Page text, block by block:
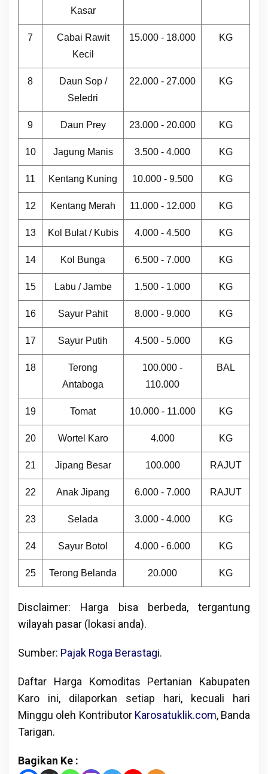
Kasar
7
Cabai Rawit
Kecil
15.000 - 18.000 KG
8
Daun Sop /
Seledri
22.000 - 27.000 KG
9 Daun Prey 23.000 - 20.000 KG
10 Jagung Manis 3.500 - 4.000 KG
11 Kentang Kuning 10.000 - 9.500 KG
12 Kentang Merah 11.000 - 12.000 KG
13 Kol Bulat / Kubis 4.000 - 4.500 KG
14 Kol Bunga 6.500 - 7.000 KG
15 Labu / Jambe 1.500 - 1.000 KG
16 Sayur Pahit 8.000 - 9.000 KG
17 Sayur Putih 4.500 - 5.000 KG
18
Terong
Antaboga
100.000 -
110.000
BAL
19 Tomat 10.000 - 11.000 KG
20 Wortel Karo 4.000 KG
21 Jipang Besar 100.000 RAJUT
22 Anak Jipang 6.000 - 7.000 RAJUT
23 Selada 3.000 - 4.000 KG
24 Sayur Botol 4.000 - 6.000 KG
25 Terong Belanda 20.000 KG
Disclaimer: Harga bisa berbeda, tergantung
wilayah pasar (lokasi anda).
Sumber: Pajak Roga Berastagi.
Daftar Harga Komoditas Pertanian Kabupaten
Karo ini, dilaporkan setiap hari, kecuali hari
Minggu oleh Kontributor Karosatuklik.com, Banda
Tarigan.
Bagikan Ke :